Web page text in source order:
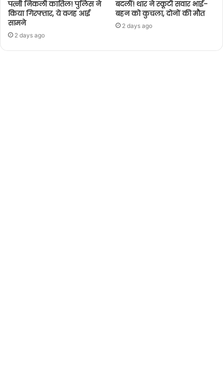
पत्नी निकली कातिल! पुलिस ने
किया गिरफ्तार, ये वजह आई
सामने
2 days ago
बदलीं! थार ने स्कूटी सवार भाई-
बहन को कुचला, दोनों की मौत
2 days ago